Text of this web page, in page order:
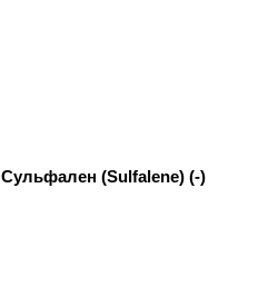
Сульфален (Sulfalene) (-)